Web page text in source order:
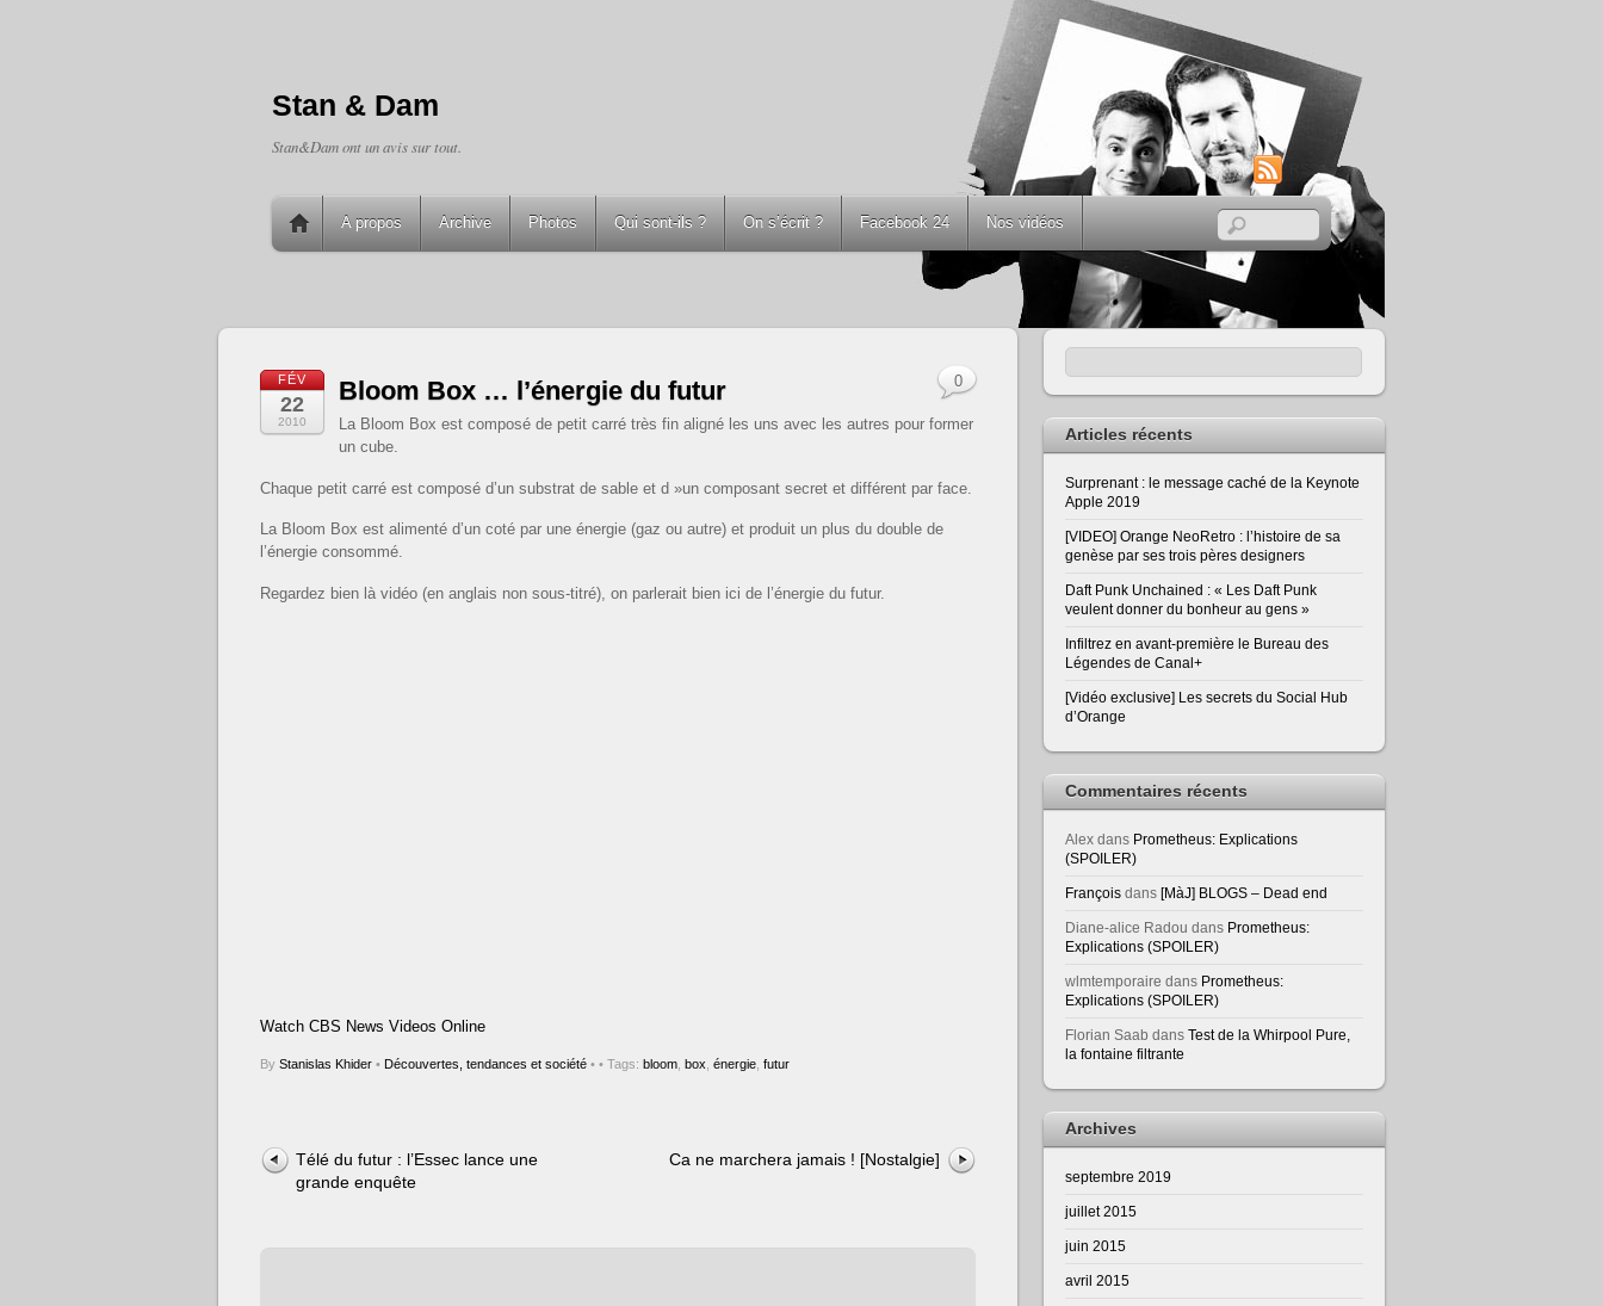
Stan & Dam
Stan&Dam ont un avis sur tout.
RSS
A propos Archive Photos Qui sont-ils ? On s’écrit ? Facebook 24 Nos vidéos
FÉV
22
2010
Bloom Box … l’énergie du futur
La Bloom Box est composé de petit carré très fin aligné les uns avec les autres pour former
un cube.
Chaque petit carré est composé d’un substrat de sable et d »un composant secret et différent par face.
La Bloom Box est alimenté d’un coté par une énergie (gaz ou autre) et produit un plus du double de
l’énergie consommé.
Regardez bien là vidéo (en anglais non sous-titré), on parlerait bien ici de l’énergie du futur.
Watch CBS News Videos Online
By Stanislas Khider • Découvertes, tendances et société •
0
• Tags: bloom box énergie futur
Télé du futur : l’Essec lance une
grande enquête
Ca ne marchera jamais ! [Nostalgie]
Articles récents
Surprenant : le message caché de la Keynote
Apple 2019
[VIDEO] Orange NeoRetro : l’histoire de sa
genèse par ses trois pères designers
Daft Punk Unchained : « Les Daft Punk
veulent donner du bonheur au gens »
Infiltrez en avant-première le Bureau des
Légendes de Canal+
[Vidéo exclusive] Les secrets du Social Hub
d’Orange
Commentaires récents
Alex dans Prometheus: Explications
(SPOILER)
François dans [MàJ] BLOGS – Dead end
Diane-alice Radou dans Prometheus:
Explications (SPOILER)
wlmtemporaire dans Prometheus:
Explications (SPOILER)
Florian Saab dans Test de la Whirpool Pure,
la fontaine filtrante
Archives
septembre 2019
juillet 2015
juin 2015
avril 2015